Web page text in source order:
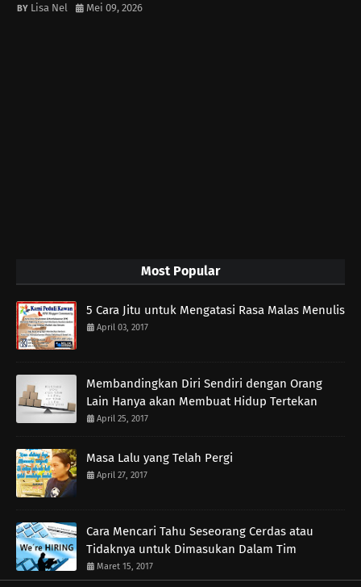
Lisa Nel Mei 09, 2026
Most Popular
5 Cara Jitu untuk Mengatasi Rasa Malas Menulis
April 03, 2017
Membandingkan Diri Sendiri dengan Orang
Lain Hanya akan Membuat Hidup Tertekan
April 25, 2017
Masa Lalu yang Telah Pergi
April 27, 2017
Cara Mencari Tahu Seseorang Cerdas atau
Tidaknya untuk Dimasukan Dalam Tim
Maret 15, 2017